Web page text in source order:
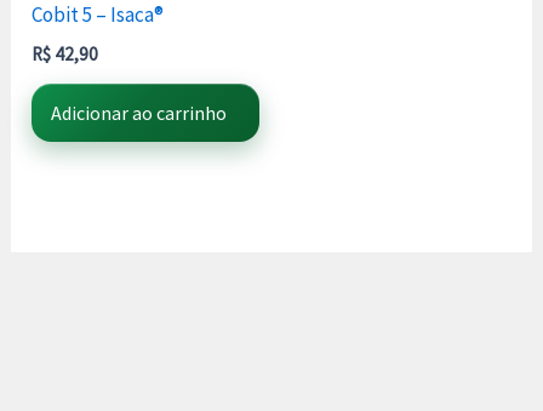
Cobit 5 – Isaca®
R$ 42,90
Adicionar ao carrinho